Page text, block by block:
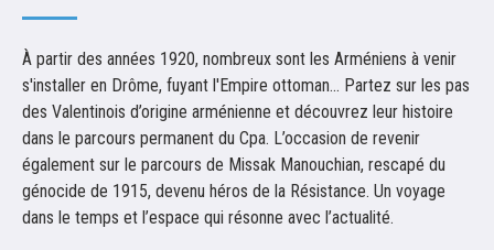
À partir des années 1920, nombreux sont les Arméniens à venir
s'installer en Drôme, fuyant l'Empire ottoman... Partez sur les pas
des Valentinois d’origine arménienne et découvrez leur histoire
dans le parcours permanent du Cpa. L’occasion de revenir
également sur le parcours de Missak Manouchian, rescapé du
génocide de 1915, devenu héros de la Résistance. Un voyage
dans le temps et l’espace qui résonne avec l’actualité.